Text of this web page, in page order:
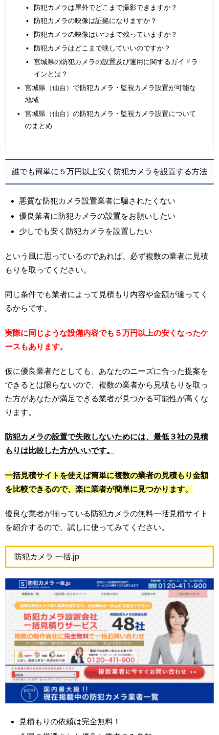
防犯カメラは屋外でどこまで撮影できますか？
防犯カメラの映像は証拠になりますか？
防犯カメラの映像はいつまで残っていますか？
防犯カメラはどこまで映していいのですか？
宮城県の防犯カメラの設置及び運用に関するガイドラ
インとは？
宮城県（仙台）で防犯カメラ・監視カメラ設置が可能な
地域
宮城県（仙台）の防犯カメラ・監視カメラ設置について
のまとめ
誰でも簡単に５万円以上安く防犯カメラを設置する方法
悪質な防犯カメラ設置業者に騙されたくない
優良業者に防犯カメラの設置をお願いしたい
少しでも安く防犯カメラを設置したい
という風に思っているのであれば、必ず複数の業者に見積
もりを取ってください。
同じ条件でも業者によって見積もり内容や金額が違ってく
るからです。
実際に同じような設備内容でも５万円以上の安くなったケ
ースもあります。
仮に優良業者だとしても、あなたのニーズに合った提案を
できるとは限らないので、複数の業者から見積もりを取っ
た方があなたが満足できる業者が見つかる可能性が高くな
ります。
防犯カメラの設置で失敗しないためには、最低３社の見積
もりは比較した方がいいです。
一括見積サイトを使えば簡単に複数の業者の見積もり金額
を比較できるので、楽に業者が簡単に見つかります。
優良な業者が揃っている防犯カメラの無料一括見積サイト
を紹介するので、試しに使ってみてください。
防犯カメラ 一括.jp
見積もりの依頼は完全無料！